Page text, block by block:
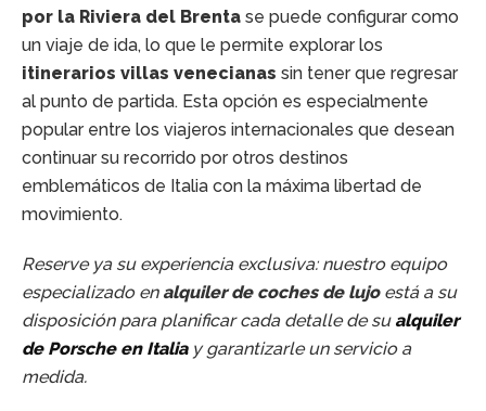
por la Riviera del Brenta se puede configurar como
un viaje de ida, lo que le permite explorar los
itinerarios villas venecianas sin tener que regresar
al punto de partida. Esta opción es especialmente
popular entre los viajeros internacionales que desean
continuar su recorrido por otros destinos
emblemáticos de Italia con la máxima libertad de
movimiento.
Reserve ya su experiencia exclusiva: nuestro equipo
especializado en alquiler de coches de lujoestá a su
disposición para planificar cada detalle de su alquiler
de Porsche en Italia y garantizarle un servicio a
medida.